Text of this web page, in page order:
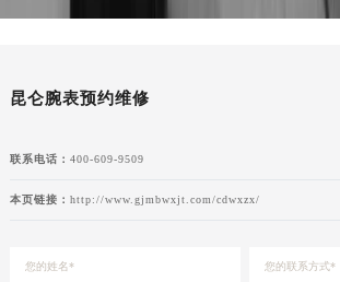
昆仑腕表预约维修
联系电话： 400-609-9509
本页链接： http://www.gjmbwxjt.com/cdwxzx/